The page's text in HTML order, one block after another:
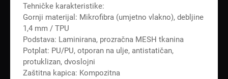
Tehničke karakteristike:
Gornji materijal: Mikrofibra (umjetno vlakno), debljine
1,4 mm / TPU
Podstava: Laminirana, prozračna MESH tkanina
Potplat: PU/PU, otporan na ulje, antistatičan,
protuklizan, dvoslojni
Zaštitna kapica: Kompozitna